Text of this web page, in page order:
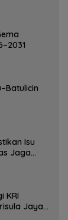
Isu
Jaga
KRI
Jaya